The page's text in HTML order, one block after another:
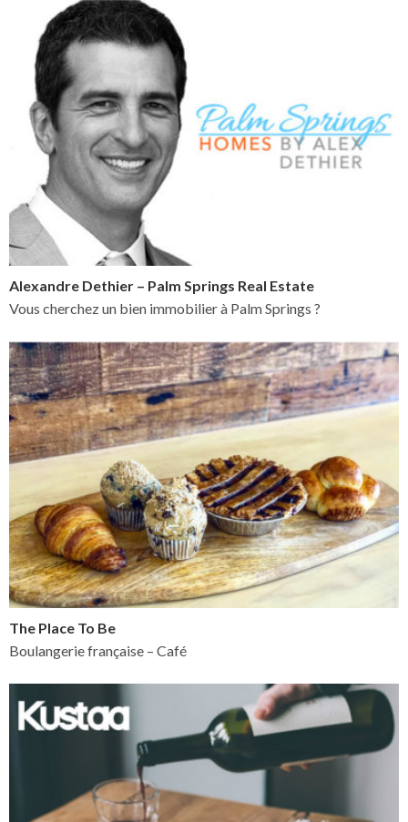
Alexandre Dethier – Palm Springs Real Estate
Vous cherchez un bien immobilier à Palm Springs ?
The Place To Be
Boulangerie française – Café